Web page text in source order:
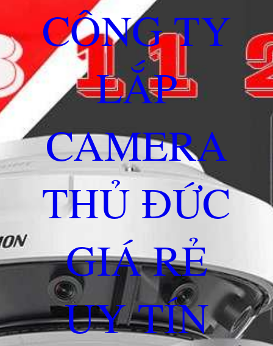
CÔNG TY
LẮP
CAMERA
THỦ ĐỨC
GIÁ RẺ
UY TÍN